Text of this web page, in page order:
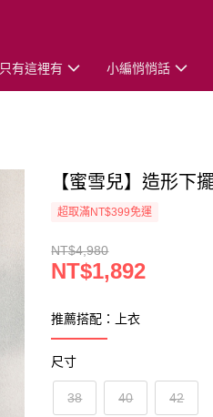
只有這裡有 小編悄悄話
【蜜雪兒】造形下
超取滿NT$399免運
NT$4,980
NT$1,892
推薦搭配：上衣
尺寸
38 40 42